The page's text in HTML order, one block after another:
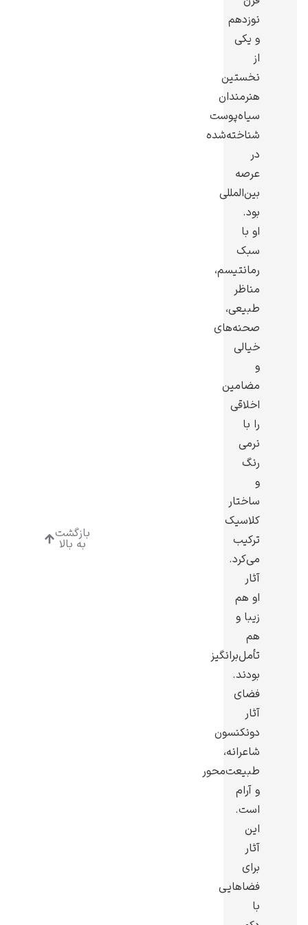
ادوارد مونک
نوزدهم
و یکی
از
نخستین
هنرمندان
سیاه‌پوست
شناخته‌شده
در
عرصه
بین‌المللی
بود.
او با
سبک
رمانتیسم،
مناظر
طبیعی،
صحنه‌های
خیالی
و
مضامین
اخلاقی
را با
نرمی
رنگ
و
ساختار
کلاسیک
ترکیب
می‌کرد.
آثار
او هم
زیبا و
هم
تأمل‌برانگیز
بودند.
فضای
آثار
دونکنسون
شاعرانه،
طبیعت‌محور
و آرام
است.
این
آثار
برای
فضاهایی
با
بازگشت
به بالا